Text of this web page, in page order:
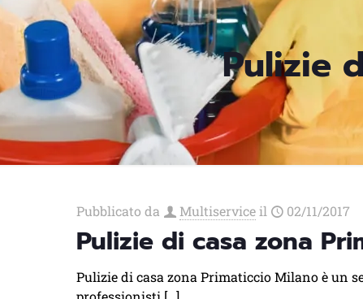
Pulizie
Pubblicato da Multiservice il 02/11/2017
Pulizie di casa zona
Pulizie di casa zona Primaticcio Milano è un